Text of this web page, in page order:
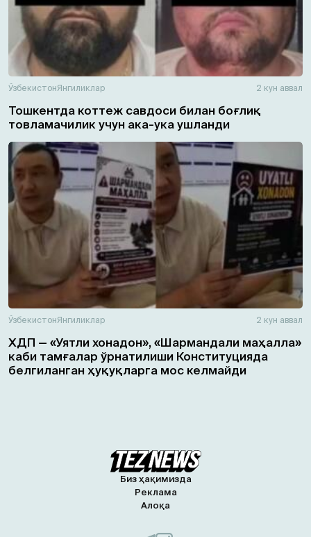
ЎзбекистонЯнгиликлар 2 кун аввал
Тошкентда коттеж савдоси билан боғлиқ
товламачилик учун ака-ука ушланди
ЎзбекистонЯнгиликлар 2 кун аввал
ХДП — «Уятли хонадон», «Шармандали маҳалла»
каби тамғалар ўрнатилиши Конституцияда
белгиланган ҳуқуқларга мос келмайди
Биз ҳақимизда
Реклама
Алоқа